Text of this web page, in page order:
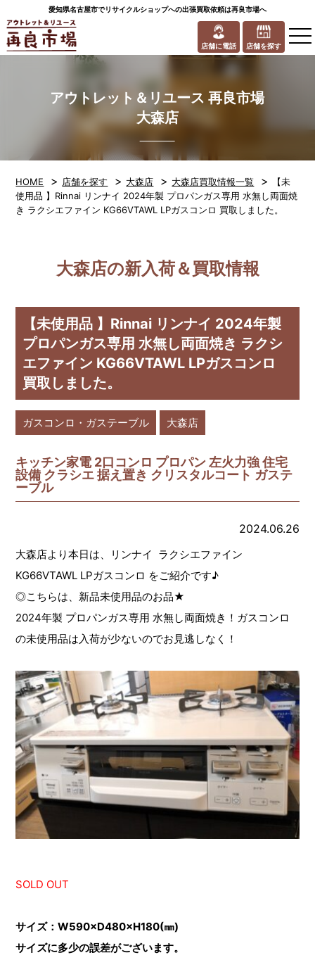
愛知県名古屋市でリサイクルショップへの出張買取依頼は再良市場へ
店舗に電話 店舗を探す
アウトレット＆リユース 再良市場
大森店
HOME > 店舗を探す > 大森店 > 大森店買取情報一覧 >
【未
使用品 】Rinnai リンナイ 2024年製 プロパンガス専用 水無し両面焼
き ラクシエファイン KG66VTAWL LPガスコンロ 買取しました。
大森店の新入荷＆買取情報
【未使用品 】Rinnai リンナイ 2024年製
プロパンガス専用 水無し両面焼き ラクシ
エファイン KG66VTAWL LPガスコンロ
買取しました。
ガスコンロ・ガステーブル 大森店
キッチン家電 2口コンロ プロパン 左火力強 住宅
設備 クラシエ 据え置き クリスタルコート ガステ
ーブル
2024.06.26
大森店より本日は、リンナイ ラクシエファイン
KG66VTAWL LPガスコンロ をご紹介です♪
◎こちらは、新品未使用品のお品★
2024年製 プロパンガス専用 水無し両面焼き！ガスコンロ
の未使用品は入荷が少ないのでお見逃しなく！
SOLD OUT
サイズ：W590×D480×H180(㎜)
サイズに多少の誤差がございます。